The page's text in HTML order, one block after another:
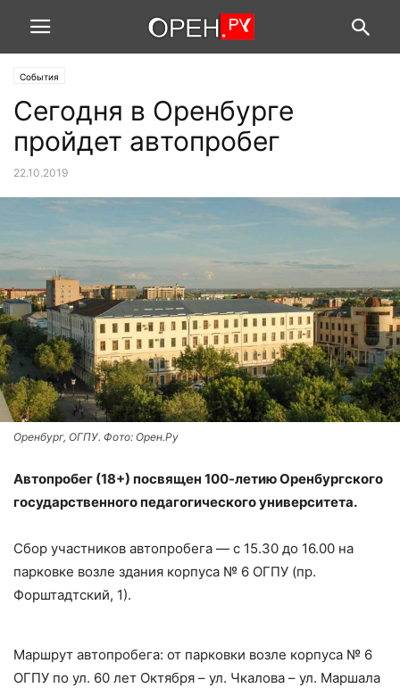
События
Сегодня в Оренбурге
пройдет автопробег
22.10.2019
Оренбург, ОГПУ. Фото: Орен.Ру
Автопробег (18+) посвящен 100-летию Оренбургского
государственного педагогического университета.
Сбор участников автопробега — с 15.30 до 16.00 на
парковке возле здания корпуса № 6 ОГПУ (пр.
Форштадтский, 1).
Маршрут автопробега: от парковки возле корпуса № 6
ОГПУ по ул. 60 лет Октября – ул. Чкалова – ул. Маршала